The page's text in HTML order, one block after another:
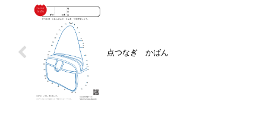
点つなぎ かばん